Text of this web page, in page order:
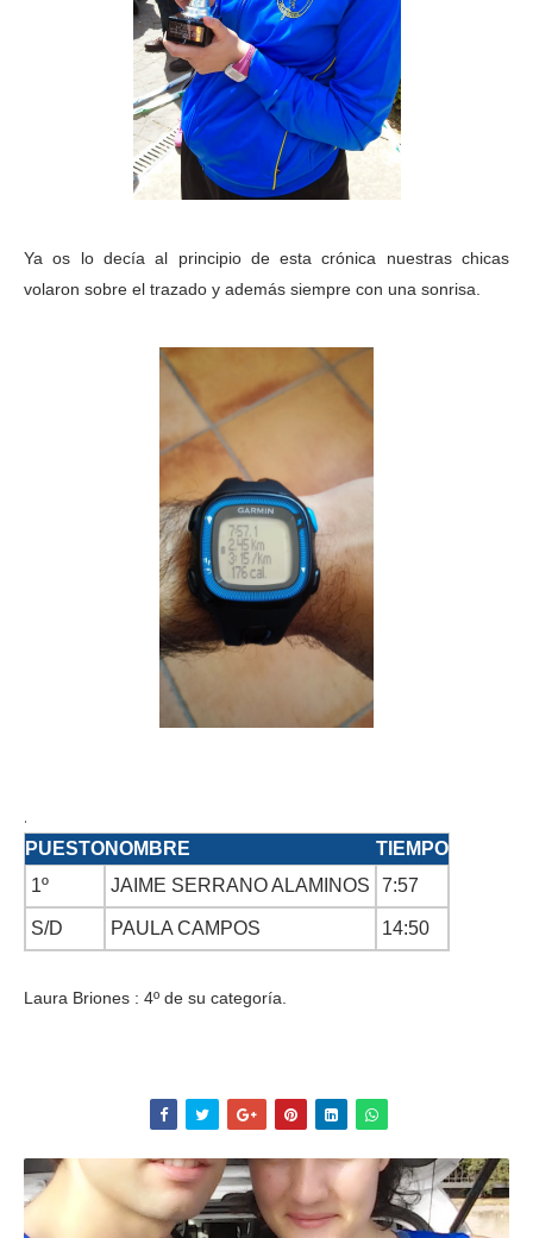
Ya os lo decía al principio de esta crónica nuestras chicas
volaron sobre el trazado y además siempre con una sonrisa.
.
PUESTONOMBRE
TIEMPO
1º
JAIME SERRANO ALAMINOS 7:57
S/D PAULA CAMPOS 14:50
Laura Briones : 4º de su categoría.